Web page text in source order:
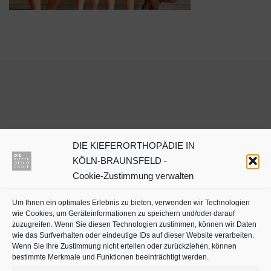
DIE KIEFERORTHOPÄDIE IN
KÖLN-BRAUNSFELD -
Cookie-Zustimmung verwalten
Um Ihnen ein optimales Erlebnis zu bieten, verwenden wir Technologien
wie Cookies, um Geräteinformationen zu speichern und/oder darauf
zuzugreifen. Wenn Sie diesen Technologien zustimmen, können wir Daten
wie das Surfverhalten oder eindeutige IDs auf dieser Website verarbeiten.
Wenn Sie Ihre Zustimmung nicht erteilen oder zurückziehen, können
bestimmte Merkmale und Funktionen beeinträchtigt werden.
Dr. Julia Neuschulz
Kieferorthopäden oder
in Köln aufjameda